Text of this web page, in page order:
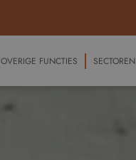
OVERIGE FUNCTIES SECTOREN